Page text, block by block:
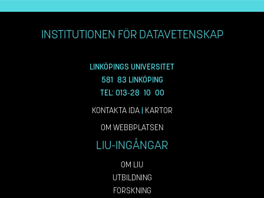
INSTITUTIONEN FÖR DATAVETENSKAP
LINKÖPINGS UNIVERSITET
581 83 LINKÖPING
TEL: 013-28 10 00
KONTAKTA IDA| KARTOR
OM WEBBPLATSEN
LIU-INGÅNGAR
OM LIU
UTBILDNING
FORSKNING